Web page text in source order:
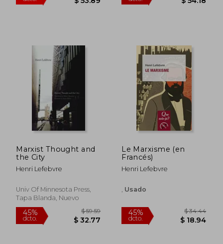
dcto.
45%
dcto.
Marxist Thought and
the City
Henri Lefebvre
Univ Of Minnesota Press,
Tapa Blanda, Nuevo
Le Marxisme (en
Francés)
Henri Lefebvre
Usado